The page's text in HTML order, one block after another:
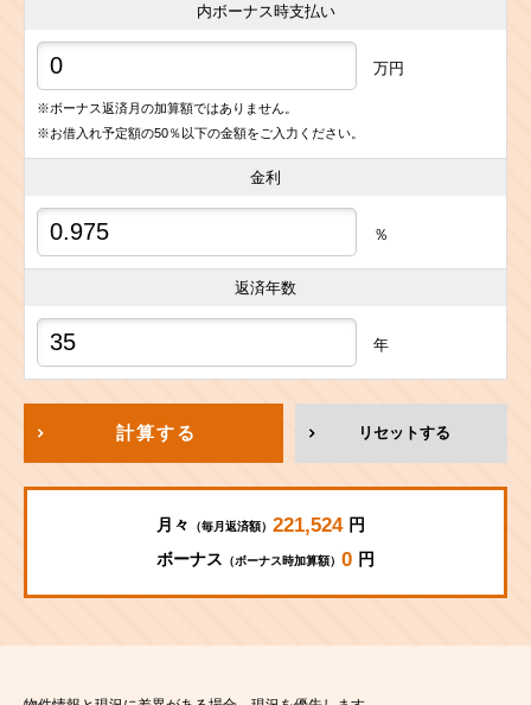
内ボーナス時支払い
万円
※ボーナス返済月の加算額ではありません。
※お借入れ予定額の50％以下の金額をご入力ください。
金利
％
返済年数
年
計算する リセットする
月々 （毎月返済額） 221,524 円
ボーナス （ボーナス時加算額） 0 円